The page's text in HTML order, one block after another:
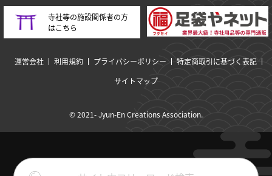
寺社等の施設関係者の方
はこちら
運営会社 利用規約 プライバシーポリシー
特定商取引に基づく表記
サイトマップ
© 2021- Jyun-En Creations Association.